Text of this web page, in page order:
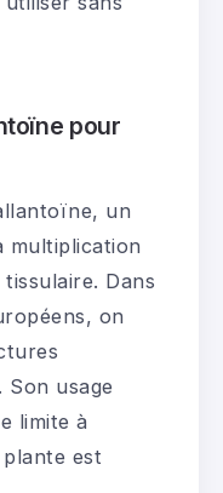
pour
un
multiplication
Dans
on
usage
limite à
est